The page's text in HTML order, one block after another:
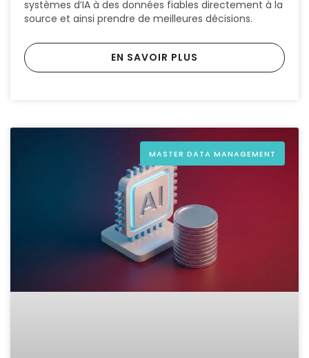
systèmes d’IA à des données fiables directement à la
source et ainsi prendre de meilleures décisions.
EN SAVOIR PLUS
MASTER DATA MANAGEMENT